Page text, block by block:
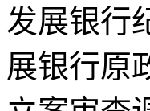
发展银行
展银行原